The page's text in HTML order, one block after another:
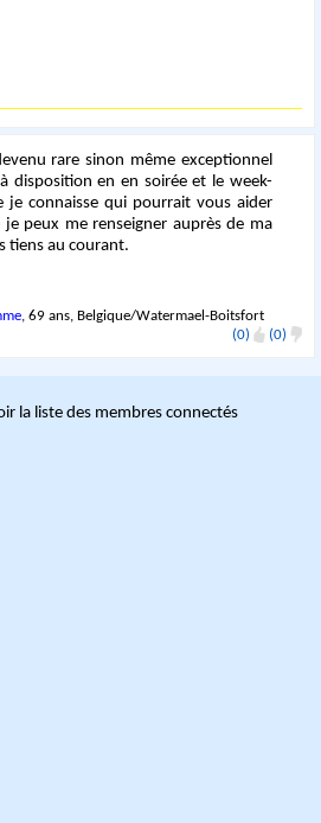
rare sinon même exceptionnel
disposition en en soirée et le week-
je connaisse qui pourrait vous aider
peux me renseigner auprès de ma
tiens au courant.
, 69 ans, Belgique/Watermael-Boitsfort
(0)
(0)
la liste des membres connectés